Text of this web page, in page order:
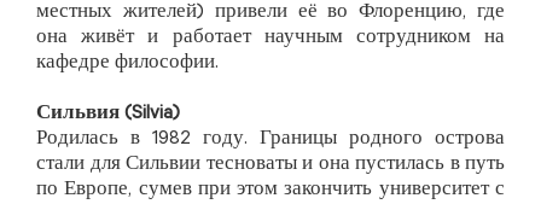
местных жителей) привели её во Флоренцию, где
она живёт и работает научным сотрудником на
кафедре философии.
Сильвия (Silvia)
Родилась в 1982 году. Границы родного острова
стали для Сильвии тесноваты и она пустилась в путь
по Европе, сумев при этом закончить университет с